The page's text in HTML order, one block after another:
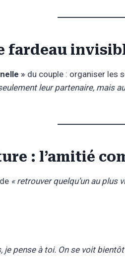
fardeau
» du couple : organiser les
leur partenaire, mais
: l’amitié
« retrouver quelqu’un au plus
je pense à toi. On se voit bientôt